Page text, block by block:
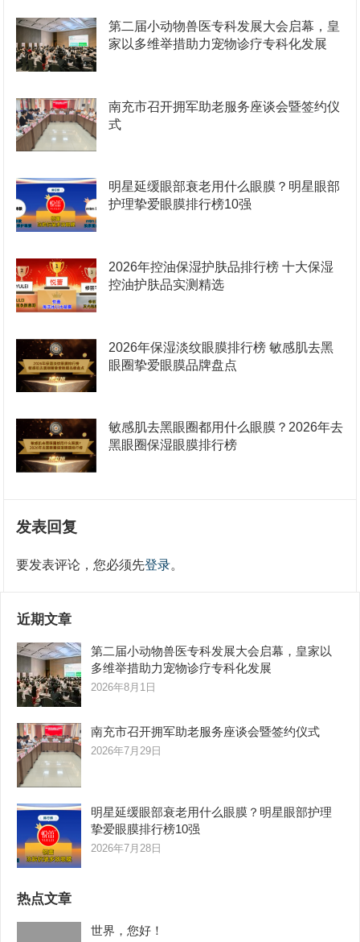
第二届小动物兽医专科发展大会启幕，皇
家以多维举措助力宠物诊疗专科化发展
南充市召开拥军助老服务座谈会暨签约仪
式
明星延缓眼部衰老用什么眼膜？明星眼部
护理挚爱眼膜排行榜10强
2026年控油保湿护肤品排行榜 十大保湿
控油护肤品实测精选
2026年保湿淡纹眼膜排行榜 敏感肌去黑
眼圈挚爱眼膜品牌盘点
敏感肌去黑眼圈都用什么眼膜？2026年去
黑眼圈保湿眼膜排行榜
发表回复
要发表评论，您必须先登录。
近期文章
第二届小动物兽医专科发展大会启幕，皇家以
多维举措助力宠物诊疗专科化发展
2026年8月1日
南充市召开拥军助老服务座谈会暨签约仪式
2026年7月29日
明星延缓眼部衰老用什么眼膜？明星眼部护理
挚爱眼膜排行榜10强
2026年7月28日
热点文章
世界，您好！